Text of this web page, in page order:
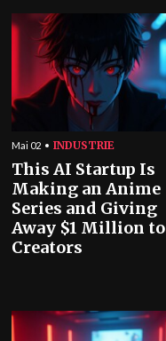
Mai 02 INDUSTRIE
This AI Startup Is
Making an Anime
Series and Giving
Away $1 Million to
Creators